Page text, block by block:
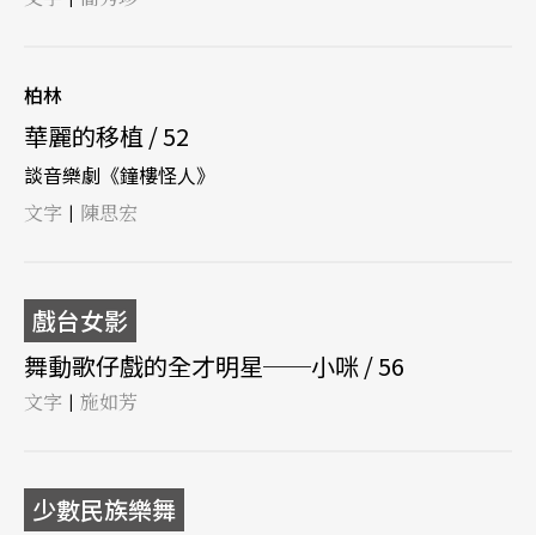
柏林
華麗的移植 / 52
談音樂劇《鐘樓怪人》
文字 | 陳思宏
戲台女影
舞動歌仔戲的全才明星──小咪 / 56
文字 | 施如芳
少數民族樂舞